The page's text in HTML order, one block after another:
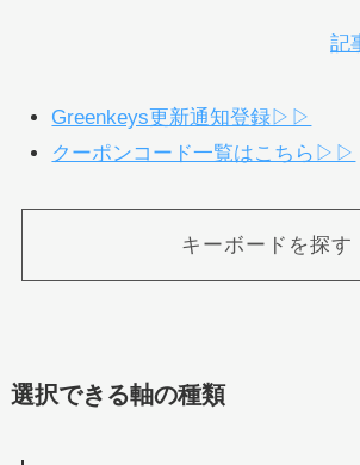
記
Greenkeys更新通知登録▷▷
クーポンコード一覧はこちら▷▷
キーボードを探す
選択できる軸の種類